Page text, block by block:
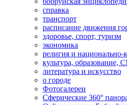
справка
транспорт
расписание движения
здоровье, спорт, туризм
экономика
религия и национально-
культура, образование,
литература и искусство
о городе
Фотогалереи
Сферические 360°